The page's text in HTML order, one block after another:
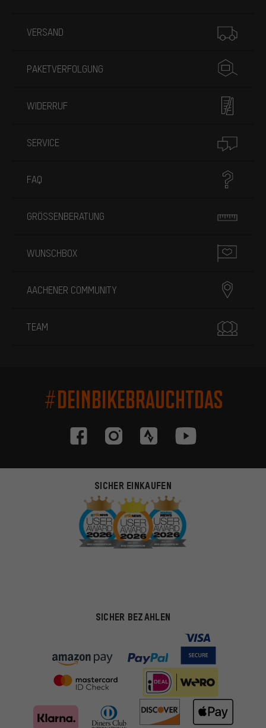
VERSAND
PAKETVERFOLGUNG
WIDERRUF
SERVICE
FAQ
GRÖSSENBERATUNG
WUNSCHBOX
AACHENER COMMUNITY
TEAM
#DEINBIKEBRAUCHTDAS
SICHER EINKAUFEN
SICHER BEZAHLEN